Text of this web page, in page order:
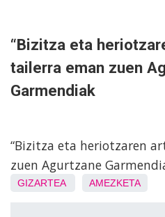
“Bizitza eta
tailerra eman zuen
Garmendiak
“Bizitza eta heriotzaren
zuen Agurtzane
GIZARTEA AMEZKETA